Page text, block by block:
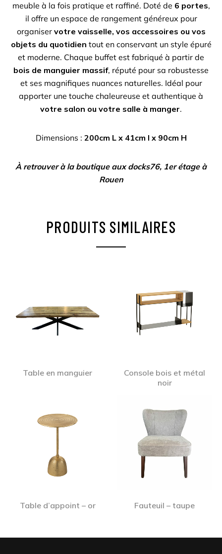
meuble à la fois pratique et raffiné. Doté de 6 portes,
il offre un espace de rangement généreux pour
organiser votre vaisselle, vos accessoires ou vos
objets du quotidien tout en conservant un style épuré
et moderne. Chaque buffet est fabriqué à partir de
bois de manguier massif, réputé pour sa robustesse
et ses magnifiques nuances naturelles. Idéal pour
apporter une touche chaleureuse et authentique à
votre salon ou votre salle à manger.
Dimensions : 200cm L x 41cm l x 90cm H
À retrouver à la boutique aux docks76, 1er étage à
Rouen
PRODUITS SIMILAIRES
Table en manguier
Console bois et métal
noir
Table d’appoint – or Fauteuil – taupe